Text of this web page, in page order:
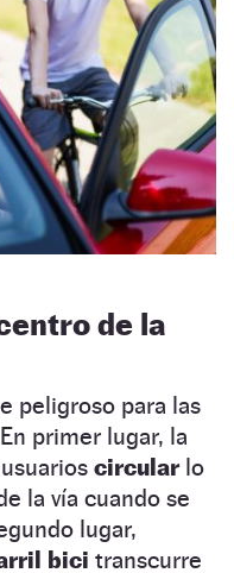
de la
peligroso para las
primer lugar, la
circular lo
la vía cuando se
lugar,
bici transcurre